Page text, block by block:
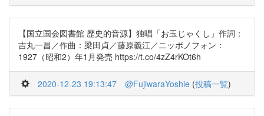
【国立国会図書館 歴史的音源】独唱「お玉じゃくし」作詞：
吉丸一昌／作曲：梁田貞／藤原義江／ニッポノフォン：
1927（昭和2）年1月発売 https://t.co/4zZ4rKOt6h
2020-12-23 19:13:47 @FujiwaraYoshie (投稿一覧)